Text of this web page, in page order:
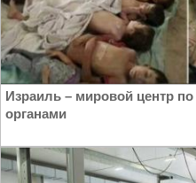
Израиль – мировой центр
органами